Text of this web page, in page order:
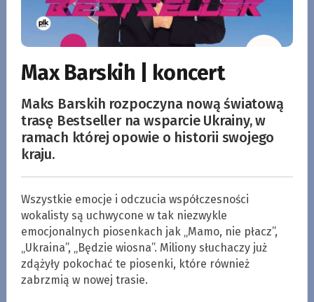
Max Barskih | koncert
Maks Barskih rozpoczyna nową światową
trasę Bestseller na wsparcie Ukrainy, w
ramach której opowie o historii swojego
kraju.
Wszystkie emocje i odczucia współczesności
wokalisty są uchwycone w tak niezwykle
emocjonalnych piosenkach jak „Mamo, nie płacz”,
„Ukraina”, „Będzie wiosna”. Miliony słuchaczy już
zdążyły pokochać te piosenki, które również
zabrzmią w nowej trasie.